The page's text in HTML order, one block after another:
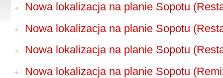
Nowa lokalizacja na planie Sopotu
Nowa lokalizacja na planie Sopotu
Nowa lokalizacja na planie Sopotu
Nowa lokalizacja na planie Sopotu